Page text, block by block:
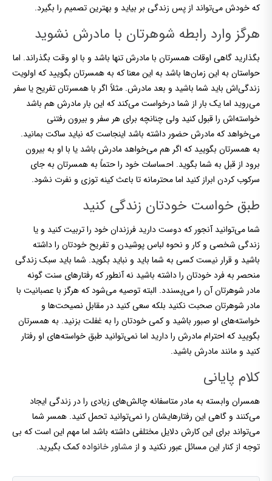
که خودش می‌تواند از پس زندگی بر بیاید و بهترین تصمیم را بگیرد.
هرگز وارد رابطه شوهرتان با مادرش نشوید
بگذارید گاهی اوقات همسرتان با مادرش تنها باشد و با او وقت بگذراند. اما
حواستان به این زمان‌ها باشد به این معنا که به همسرتان بگویید که اولویت
زندگی‌اش باید شما باشید و بعد مادرش. مثلاً اگر با همسرتان تفریح یا سفر
می‌روید اما یک بار از شما درخواست می‌کند که این بار مادرش هم باشد
خواسته‌اش را قبول کنید ولی چنانچه برای هر سفر و بیرون رفتنی
می‌خواهد که مادرش حضور داشته باشد اینجاست که نباید ساکت بمانید.
به همسرتان بگویید که اگر هم می‌خواهد مادرش باشد یا با او به بیرون
برود از قبل به شما بگوید. احساسات خود را حتماً به همسرتان به جای
سرکوب کردن ابراز کنید اما محترمانه تا باعث کینه توزی و نفرت نشود.
طبق خواست خودتان زندگی کنید
شما می‌توانید آنجور که دوست دارید فرزندان خود را تربیت کنید و یا
زندگی شخصی و کار و نحوه لباس پوشیدن و تفریح خودتان را داشته
باشید و قرار نیست کسی به شما باید و نباید بگوید. شما باید سبک زندگی
منحصر به فرد خودتان را داشته باشید نه آنطور که رفتارهای سنت گونه
مادر شوهرتان آن را می‌پسندد. البته توصیه می‌شود که هرگز با عصبانیت با
مادر شوهرتان صحبت نکنید بلکه سعی کنید در مقابل نصیحت‌ها و
خواسته‌های او صبور باشید و کمی خودتان را به غفلت بزنید. به همسرتان
بگویید که احترام مادرش را دارید اما نمی‌توانید طبق خواسته‌های او رفتار
کنید و مانند مادرش باشید.
کلام پایانی
همسران وابسته به مادر متاسفانه چالش‌های زیادی را در زندگی ایجاد
می‌کنند و گاهی این رفتارهایشان را نمی‌توانید تحمل کنید. همسر شما
می‌تواند برای این کارش دلایل مختلفی داشته باشد اما مهم این است که بی
توجه از کنار این مسائل عبور نکنید و از مشاور خانوادهکمک بگیرید.